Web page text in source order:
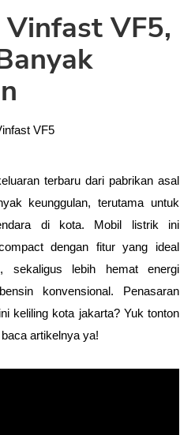
VF5,
terbaru dari pabrikan asal
keunggulan, terutama untuk
di kota. Mobil listrik ini
dengan fitur yang ideal
sekaligus lebih hemat energi
konvensional. Penasaran
keliling kota jakarta? Yuk tonton
artikelnya ya!